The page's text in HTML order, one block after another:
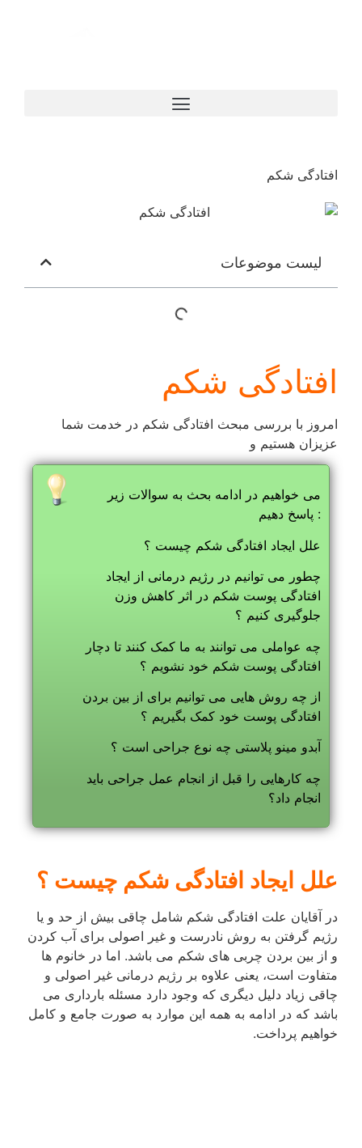
افتادگی شکم
لیست موضوعات
افتادگی شکم
امروز با بررسی مبحث افتادگی شکم در خدمت شما
عزیزان هستیم و
می خواهیم در ادامه بحث به سوالات زیر
علل ایجاد افتادگی شکم چیست ؟
چطور می توانیم در رژیم درمانی از ایجاد
افتادگی پوست شکم در اثر کاهش وزن
جلوگیری کنیم ؟
چه عواملی می توانند به ما کمک کنند تا دچار
افتادگی پوست شکم خود نشویم ؟
از چه روش هایی می توانیم برای از بین بردن
افتادگی پوست خود کمک بگیریم ؟
آبدو مینو پلاستی چه نوع جراحی است ؟
چه کارهایی را قبل از انجام عمل جراحی باید
انجام داد؟
علل ایجاد افتادگی شکم چیست ؟
در آقایان علت افتادگی شکم شامل چاقی بیش از حد و یا
رژیم گرفتن به روش نادرست و غیر اصولی برای آب کردن
و از بین بردن چربی های شکم می باشد. اما در خانوم ها
متفاوت است، یعنی علاوه بر رژیم درمانی غیر اصولی و
چاقی زیاد دلیل دیگری که وجود دارد مسئله بارداری می
باشد که در ادامه به همه این موارد به صورت جامع و کامل
خواهیم پرداخت.